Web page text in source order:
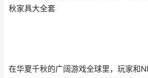
秋家具大全套
在华夏千秋的广阔游戏全球里，玩家和